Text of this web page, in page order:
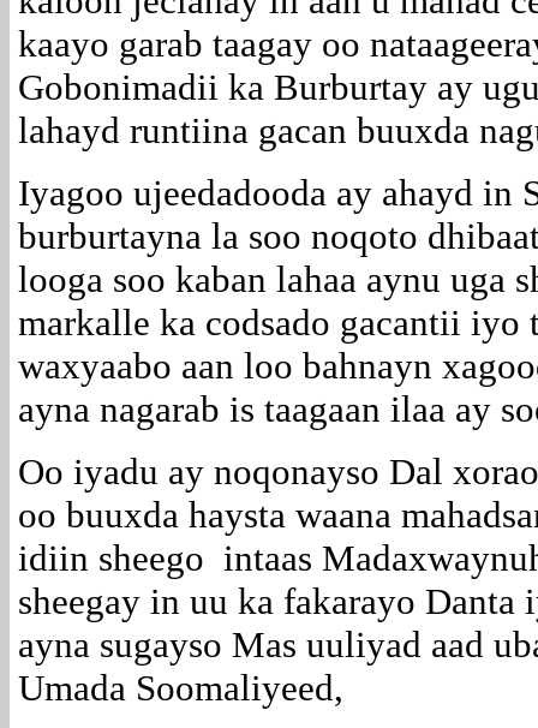
kaayo garab taagay oo
Gobonimadii ka Burburtay ay
lahayd runtiina gacan buuxda
Iyagoo ujeedadooda ay ahayd in
burburtayna la soo noqoto
looga soo kaban lahaa aynu uga
markalle ka codsado gacantii
waxyaabo aan loo bahnayn
ayna nagarab is taagaan ilaa ay
Oo iyadu ay noqonayso Dal
oo buuxda haysta waana
idiin sheego intaas
sheegay in uu ka fakarayo Danta
ayna sugayso Mas uuliyad aad
Umada Soomaliyeed,